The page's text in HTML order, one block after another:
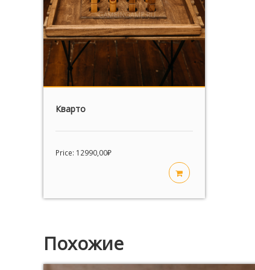
Кварто
Price: 12990,00₽
Похожие